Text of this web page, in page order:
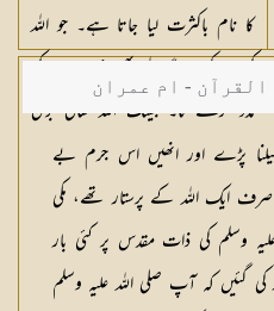
کا نام باکثرت لیا جاتا ہے۔ جو اللہ
کی مدد کرے گا اللہ بھی ضرور اس کی
مدد کرے گا۔ بیشک اللہ تعالیٰ بڑی
قوتوں والا بڑے غلبے والا ہے
- ام عمران
پڑے اور انھیں اس جرم بے
ایک اللہ کے پرستار تھے، مکی
وسلم کی ذات مقدس پر کئی بار
کی گئیں کہ آپ صلی اللہ علیہ وسلم